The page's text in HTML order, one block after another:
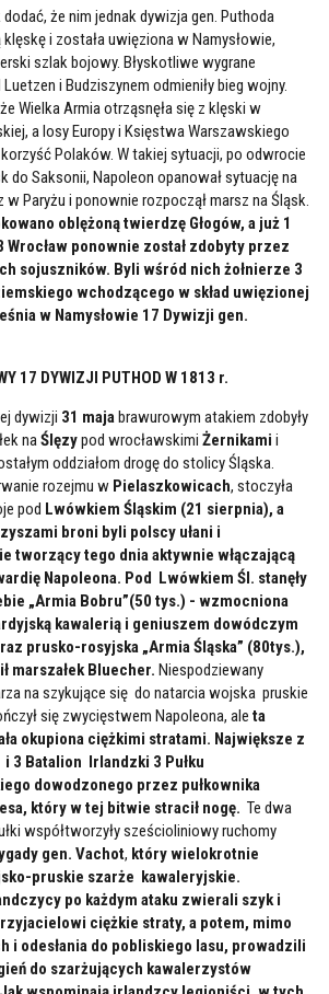
dodać, że nim jednak dywizja gen. Puthoda
klęskę i została uwięziona w Namysłowie,
szlak bojowy. Błyskotliwe wygrane
i Budziszynem odmieniły bieg wojny.
Wielka Armia otrząsnęła się z klęski w
a losy Europy i Księstwa Warszawskiego
korzyść Polaków. W takiej sytuacji, po odwrocie
do Saksonii, Napoleon opanował sytuację na
w Paryżu i ponownie rozpoczął marsz na Śląsk.
oblężoną twierdzę Głogów, a już 1
ponownie został zdobyty przez
sojuszników. Byli wśród nich żołnierze 3
wchodzącego w skład uwięzionej
w Namysłowie 17 Dywizji gen.
17 DYWIZJI PUTHOD W 1813 r.
dywizji 31 maja brawurowym atakiem zdobyły
na Ślęzypod wrocławskimi Żernikami i
oddziałom drogę do stolicy Śląska.
rozejmu w Pielaszkowicach, stoczyła
pod Lwówkiem Śląskim (21 sierpnia), a
broni byli polscy ułani i
tworzący tego dnia aktywnie włączającą
Napoleona. Pod Lwówkiem Śl. stanęły
„Armia Bobru”(50 tys.) - wzmocniona
kawalerią i geniuszem dowódczym
prusko-rosyjska „Armia Śląska” (80tys.),
marszałek Bluecher. Niespodziewany
na szykujące się do natarcia wojska pruskie
się zwycięstwem Napoleona, ale ta
okupiona ciężkimi stratami. Największe z
i 3 Batalion Irlandzki 3 Pułku
dowodzonego przez pułkownika
który w tej bitwie stracił nogę. Te dwa
współtworzyły sześcioliniowy ruchomy
gen. Vachot, który wielokrotnie
pruskie szarże kawaleryjskie.
po każdym ataku zwierali szyk i
ciężkie straty, a potem, mimo
i odesłania do pobliskiego lasu, prowadzili
do szarżujących kawalerzystów